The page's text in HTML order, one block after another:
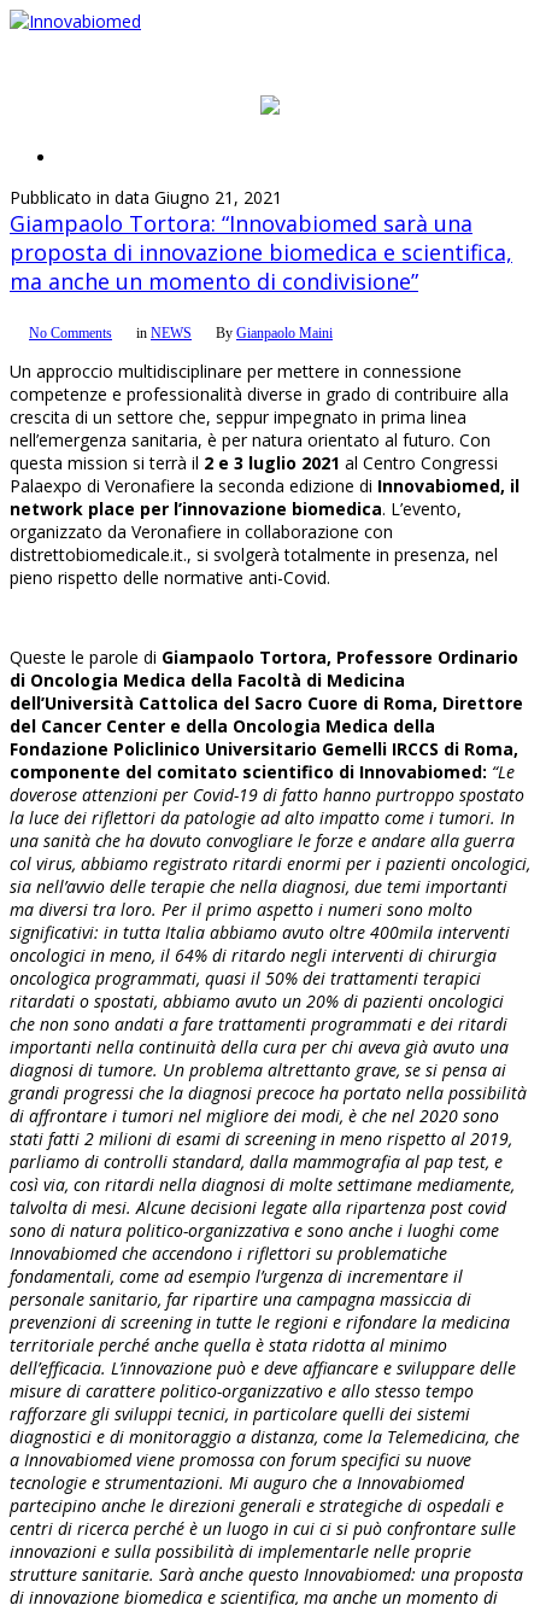
Pubblicato in data Giugno 21, 2021
Giampaolo Tortora: “Innovabiomed sarà una
proposta di innovazione biomedica e scientifica,
ma anche un momento di condivisione”
No Comments in NEWS By Gianpaolo Maini
Un approccio multidisciplinare per mettere in connessione
competenze e professionalità diverse in grado di contribuire alla
crescita di un settore che, seppur impegnato in prima linea
nell’emergenza sanitaria, è per natura orientato al futuro. Con
questa mission si terrà il 2 e 3 luglio 2021 al Centro Congressi
Palaexpo di Veronafiere la seconda edizione di Innovabiomed, il
network place per l’innovazione biomedica. L’evento,
organizzato da Veronafiere in collaborazione con
distrettobiomedicale.it., si svolgerà totalmente in presenza, nel
pieno rispetto delle normative anti-Covid.
Queste le parole di Giampaolo Tortora, Professore Ordinario
di Oncologia Medica della Facoltà di Medicina
dell’Università Cattolica del Sacro Cuore di Roma, Direttore
del Cancer Center e della Oncologia Medica della
Fondazione Policlinico Universitario Gemelli IRCCS di Roma,
componente del comitato scientifico di Innovabiomed: “Le
doverose attenzioni per Covid-19 di fatto hanno purtroppo spostato
la luce dei riflettori da patologie ad alto impatto come i tumori. In
una sanità che ha dovuto convogliare le forze e andare alla guerra
col virus, abbiamo registrato ritardi enormi per i pazienti oncologici,
sia nell’avvio delle terapie che nella diagnosi, due temi importanti
ma diversi tra loro. Per il primo aspetto i numeri sono molto
significativi: in tutta Italia abbiamo avuto oltre 400mila interventi
oncologici in meno, il 64% di ritardo negli interventi di chirurgia
oncologica programmati, quasi il 50% dei trattamenti terapici
ritardati o spostati, abbiamo avuto un 20% di pazienti oncologici
che non sono andati a fare trattamenti programmati e dei ritardi
importanti nella continuità della cura per chi aveva già avuto una
diagnosi di tumore. Un problema altrettanto grave, se si pensa ai
grandi progressi che la diagnosi precoce ha portato nella possibilità
di affrontare i tumori nel migliore dei modi, è che nel 2020 sono
stati fatti 2 milioni di esami di screening in meno rispetto al 2019,
parliamo di controlli standard, dalla mammografia al pap test, e
così via, con ritardi nella diagnosi di molte settimane mediamente,
talvolta di mesi. Alcune decisioni legate alla ripartenza post covid
sono di natura politico-organizzativa e sono anche i luoghi come
Innovabiomed che accendono i riflettori su problematiche
fondamentali, come ad esempio l’urgenza di incrementare il
personale sanitario, far ripartire una campagna massiccia di
prevenzioni di screening in tutte le regioni e rifondare la medicina
territoriale perché anche quella è stata ridotta al minimo
dell’efficacia. L’innovazione può e deve affiancare e sviluppare delle
misure di carattere politico-organizzativo e allo stesso tempo
rafforzare gli sviluppi tecnici, in particolare quelli dei sistemi
diagnostici e di monitoraggio a distanza, come la Telemedicina, che
a Innovabiomed viene promossa con forum specifici su nuove
tecnologie e strumentazioni. Mi auguro che a Innovabiomed
partecipino anche le direzioni generali e strategiche di ospedali e
centri di ricerca perché è un luogo in cui ci si può confrontare sulle
innovazioni e sulla possibilità di implementarle nelle proprie
strutture sanitarie. Sarà anche questo Innovabiomed: una proposta
di innovazione biomedica e scientifica, ma anche un momento di